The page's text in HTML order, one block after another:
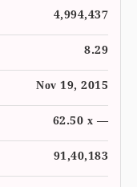
4,994,437
8.29
Nov 19, 2015
62.50 x —
91,40,183